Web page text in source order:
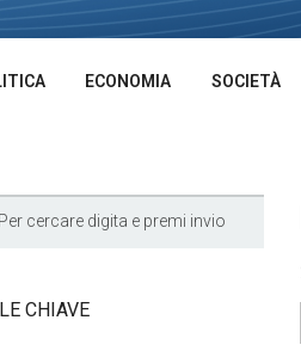
ECONOMIA SOCIETÀ
CHIAVE